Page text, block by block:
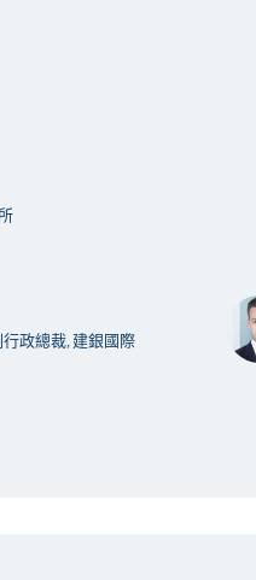
政總裁, 建銀國際